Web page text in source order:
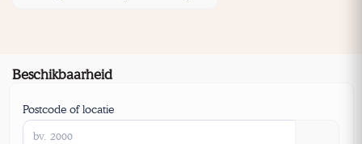
Beschikbaarheid
Postcode of locatie